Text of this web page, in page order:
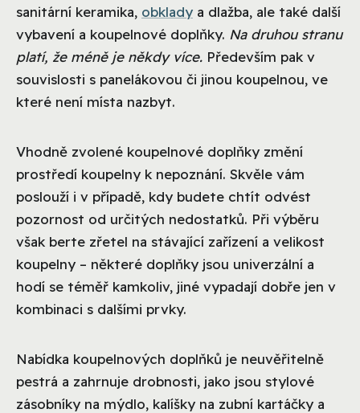
sanitární keramika, obklady a dlažba, ale také další
vybavení a koupelnové doplňky. Na druhou stranu
platí, že méně je někdy více. Především pak v
souvislosti s panelákovou či jinou koupelnou, ve
které není místa nazbyt.
Vhodně zvolené koupelnové doplňky změní
prostředí koupelny k nepoznání. Skvěle vám
poslouží i v případě, kdy budete chtít odvést
pozornost od určitých nedostatků. Při výběru
však berte zřetel na stávající zařízení a velikost
koupelny – některé doplňky jsou univerzální a
hodí se téměř kamkoliv, jiné vypadají dobře jen v
kombinaci s dalšími prvky.
Nabídka koupelnových doplňků je neuvěřitelně
pestrá a zahrnuje drobnosti, jako jsou stylové
zásobníky na mýdlo, kalíšky na zubní kartáčky a